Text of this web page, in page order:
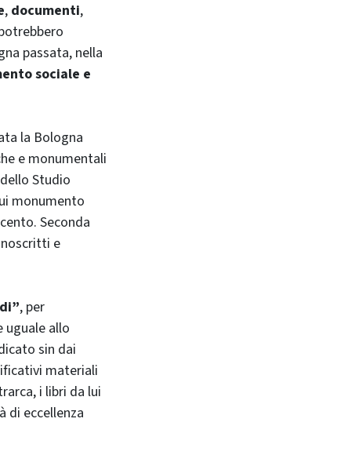
, documenti,
passata, nella
sociale e
la Bologna
e monumentali
Studio
monumento
Seconda
e
, per
uguale allo
sin dai
materiali
i libri da lui
di eccellenza